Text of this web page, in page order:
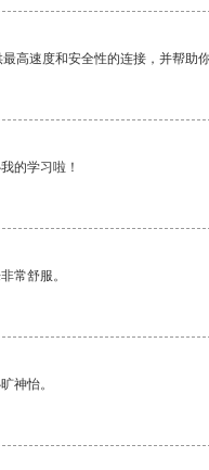
高速度和安全性的连接，并帮助
的学习啦！
常舒服。
神怡。